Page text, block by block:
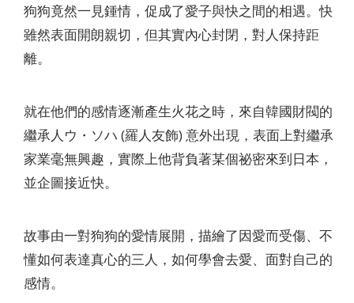
狗狗竟然一見鍾情，促成了愛子與快之間的相遇。快
雖然表面開朗親切，但其實內心封閉，對人保持距
離。
就在他們的感情逐漸產生火花之時，來自韓國財閥的
繼承人ウ・ソハ (羅人友飾) 意外出現，表面上對繼承
家業毫無興趣，實際上他背負著某個祕密來到日本，
並企圖接近快。
故事由一對狗狗的愛情展開，描繪了因愛而受傷、不
懂如何表達真心的三人，如何學會去愛、面對自己的
感情。